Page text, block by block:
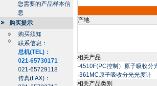
您需要的产品样本信
息
购买提示
购买须知
联系信息：
总机(TEL)：
021-65730171
021-65729118
传真(FAX)：
产地
相关产品
·4510F(PC控制）原子吸收分
·361MC原子吸收分光光度计
相关产品类别